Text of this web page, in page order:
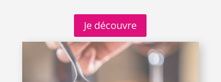
Je découvre